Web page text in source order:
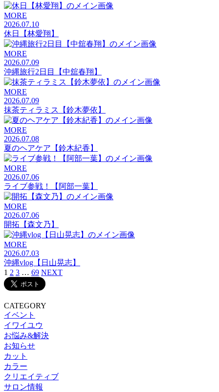
MORE
2026.07.10
休日【林愛翔】
MORE
2026.07.09
沖縄旅行2日目【中舘春翔】
MORE
2026.07.09
抹茶ティラミス【鈴木夢依】
MORE
2026.07.08
夏のヘアケア【鈴木紀香】
MORE
2026.07.06
ライブ参戦！【阿部一葉】
MORE
2026.07.06
開拓【森文乃】
MORE
2026.07.03
沖縄vlog【日山晃志】
1 2 3 … 69 NEXT
CATEGORY
イベント
イワイユウ
お悩み&解決
お知らせ
カット
カラー
クリエイティブ
サロン情報